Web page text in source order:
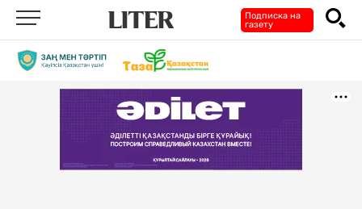
Подписка на
газету